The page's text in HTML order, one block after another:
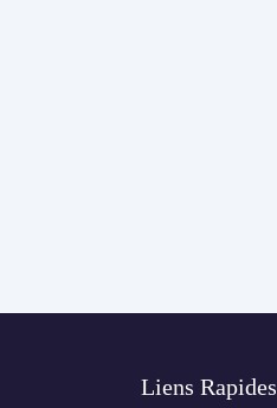
Liens Rapides